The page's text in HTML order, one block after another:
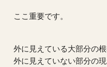
ここ重要です。
外に見えている大部分の
外に見えていない部分の現